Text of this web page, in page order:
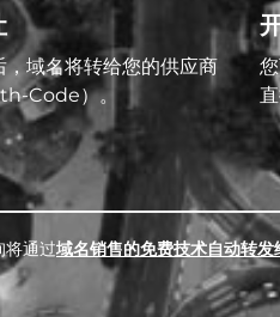
，域名将转给您的供应商
Code）。
将通过域名销售的免费技术自动转发